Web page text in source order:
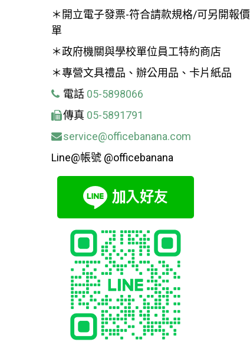
＊開立電子發票-符合請款規格/可另開報價
單
＊政府機關與學校單位員工特約商店
＊專營文具禮品、辦公用品、卡片紙品
電話 05-5898066
傳真 05-5891791
service@officebanana.com
Line@帳號 @officebanana